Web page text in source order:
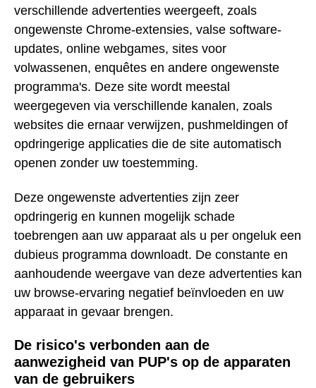
verschillende advertenties weergeeft, zoals
ongewenste Chrome-extensies, valse software-
updates, online webgames, sites voor
volwassenen, enquêtes en andere ongewenste
programma's. Deze site wordt meestal
weergegeven via verschillende kanalen, zoals
websites die ernaar verwijzen, pushmeldingen of
opdringerige applicaties die de site automatisch
openen zonder uw toestemming.
Deze ongewenste advertenties zijn zeer
opdringerig en kunnen mogelijk schade
toebrengen aan uw apparaat als u per ongeluk een
dubieus programma downloadt. De constante en
aanhoudende weergave van deze advertenties kan
uw browse-ervaring negatief beïnvloeden en uw
apparaat in gevaar brengen.
De risico's verbonden aan de
aanwezigheid van PUP's op de apparaten
van de gebruikers